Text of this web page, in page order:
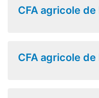
CFA agricole
CFA agricole